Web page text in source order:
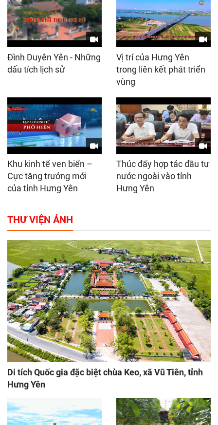
Đình Duyên Yên - Những
dấu tích lịch sử
Vị trí của Hưng Yên
trong liên kết phát triển
vùng
Khu kinh tế ven biển –
Cực tăng trưởng mới
của tỉnh Hưng Yên
Thúc đẩy hợp tác đầu tư
nước ngoài vào tỉnh
Hưng Yên
THƯ VIỆN ẢNH
Di tích Quốc gia đặc biệt chùa Keo, xã Vũ Tiên, tỉnh
Hưng Yên